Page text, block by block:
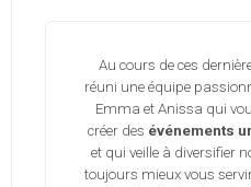
Au cours de ces
réuni une équipe
Emma et Anissa qui
créer des événements
et qui veille à diversifier
toujours mieux vous